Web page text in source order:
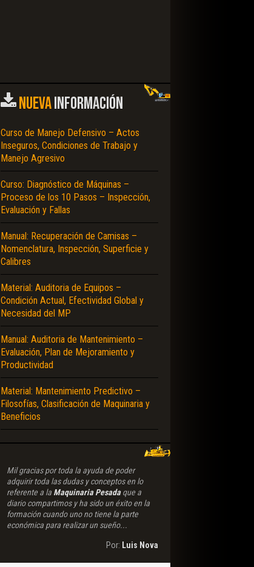
NUEVAINFORMACIÓN
Curso de Manejo Defensivo – Actos
Inseguros, Condiciones de Trabajo y
Manejo Agresivo
Curso: Diagnóstico de Máquinas –
Proceso de los 10 Pasos – Inspección,
Evaluación y Fallas
Manual: Recuperación de Camisas –
Nomenclatura, Inspección, Superficie y
Calibres
Material: Auditoria de Equipos –
Condición Actual, Efectividad Global y
Necesidad del MP
Manual: Auditoria de Mantenimiento –
Evaluación, Plan de Mejoramiento y
Productividad
Material: Mantenimiento Predictivo –
Filosofías, Clasificación de Maquinaria y
Beneficios
Mil gracias por toda la ayuda de poder
adquirir toda las dudas y conceptos en lo
referente a la Maquinaria Pesadaque a
diario compartimos y ha sido un éxito en la
formación cuando uno no tiene la parte
económica para realizar un sueño...
Por: Luis Nova